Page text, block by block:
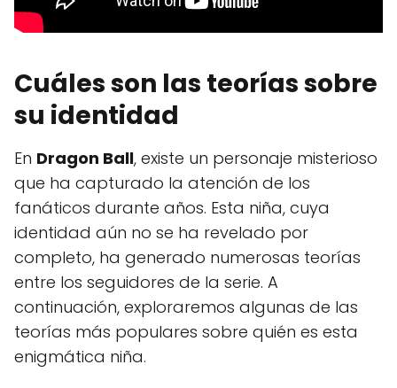
Cuáles son las teorías sobre
su identidad
En Dragon Ball, existe un personaje misterioso
que ha capturado la atención de los
fanáticos durante años. Esta niña, cuya
identidad aún no se ha revelado por
completo, ha generado numerosas teorías
entre los seguidores de la serie. A
continuación, exploraremos algunas de las
teorías más populares sobre quién es esta
enigmática niña.